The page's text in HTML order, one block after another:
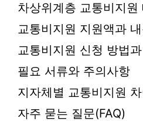
차상위계층 교통비지원
교통비지원 지원액과
교통비지원 신청 방법
필요 서류와 주의사항
지자체별 교통비지원 차
자주 묻는 질문(FAQ)